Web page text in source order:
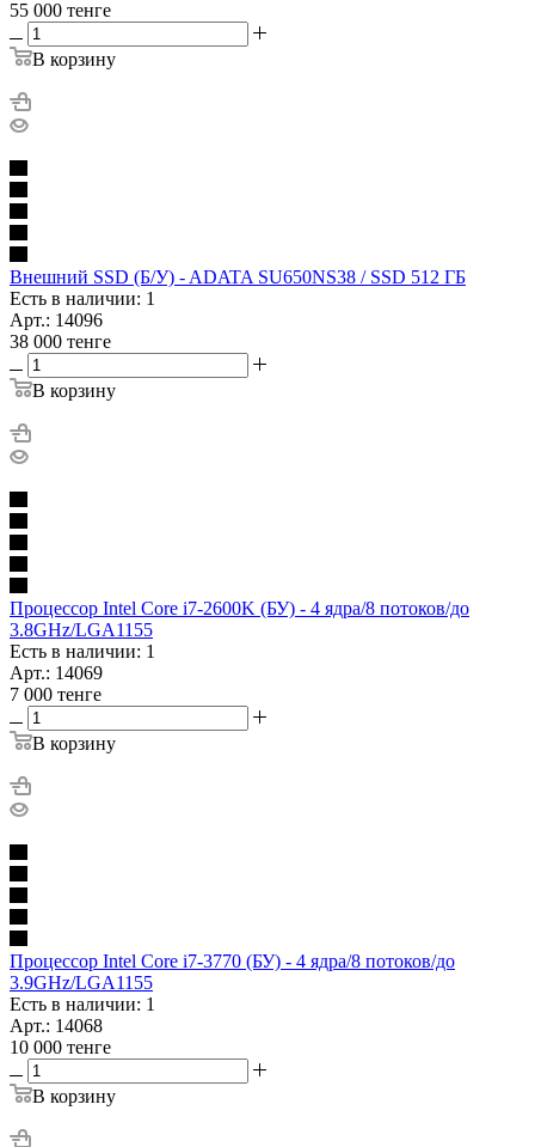
55 000 тенге
В корзину
Внешний SSD (Б/У) - ADATA SU650NS38 / SSD 512 ГБ
Есть в наличии: 1
Арт.: 14096
38 000 тенге
В корзину
Процессор Intel Core i7-2600K (БУ) - 4 ядра/8 потоков/до
3.8GHz/LGA1155
Есть в наличии: 1
Арт.: 14069
7 000 тенге
В корзину
Процессор Intel Core i7-3770 (БУ) - 4 ядра/8 потоков/до
3.9GHz/LGA1155
Есть в наличии: 1
Арт.: 14068
10 000 тенге
В корзину